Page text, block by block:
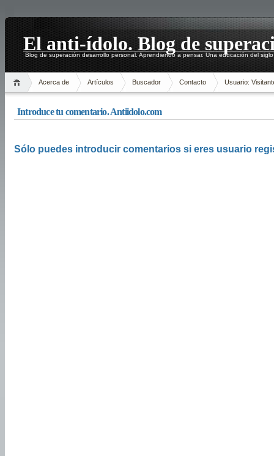
El anti-ídolo. Blog de
Blog de superación desarrollo personal. Aprendiendo a pensar. Una educación del
Acerca de Artículos Buscador Contacto Usuario:
Introduce tu comentario. Antiidolo.com
Sólo puedes introducir comentarios si eres usuario